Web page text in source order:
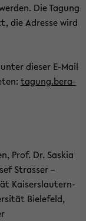
Die Ta­gung
die Adres­se wird
die­ser E-​Mail
ta­gung.be­ra­
Prof. Dr. Sas­kia
Stras­ser –
Kaiserslautern-​
Bie­le­feld,